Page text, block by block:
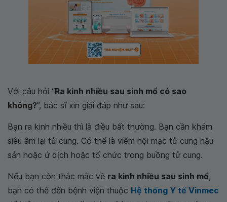
Với câu hỏi “Ra kinh nhiều sau sinh mổ có sao
không?”, bác sĩ xin giải đáp như sau:
Bạn ra kinh nhiều thì là điều bất thường. Bạn cần khám
siêu âm lại tử cung. Có thể là viêm nội mạc tử cung hậu
sản hoặc ứ dịch hoặc tổ chức trong buồng tử cung.
Nếu bạn còn thắc mắc về ra kinh nhiều sau sinh mổ,
bạn có thể đến bệnh viện thuộc Hệ thống Y tế Vinmec